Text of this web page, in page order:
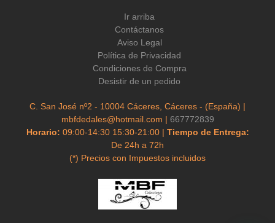
Ir arriba
Contáctanos
Aviso Legal
Política de Privacidad
Condiciones de Compra
Desistir de un pedido
C. San José nº2 - 10004 Cáceres, Cáceres - (España) |
mbfdedales@hotmail.com | 667772839
Horario: 09:00-14:30 15:30-21:00 | Tiempo de Entrega:
De 24h a 72h
(*) Precios con Impuestos incluidos